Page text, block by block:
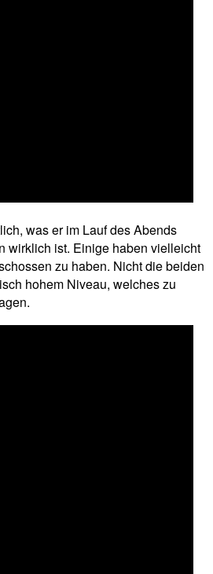
was er im Lauf des Abends
wirklich ist. Einige haben vielleicht
zu haben. Nicht die beiden
hohem Niveau, welches zu